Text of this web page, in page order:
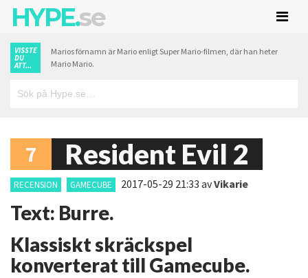
HYPE.se
VISSTE
DU
ATT...
Marios förnamn är Mario enligt Super Mario-filmen, där han heter
Mario Mario.
7 Resident Evil 2
RECENSION GAMECUBE 2017-05-29 21:33 avVikarie
Text: Burre.
Klassiskt skräckspel
konverterat till Gamecube.